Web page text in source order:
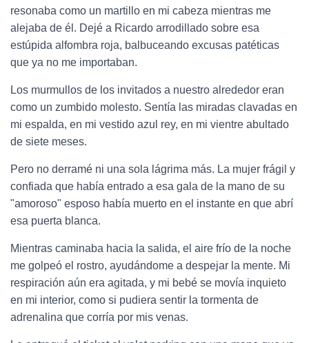
resonaba como un martillo en mi cabeza mientras me
alejaba de él. Dejé a Ricardo arrodillado sobre esa
estúpida alfombra roja, balbuceando excusas patéticas
que ya no me importaban.
Los murmullos de los invitados a nuestro alrededor eran
como un zumbido molesto. Sentía las miradas clavadas en
mi espalda, en mi vestido azul rey, en mi vientre abultado
de siete meses.
Pero no derramé ni una sola lágrima más. La mujer frágil y
confiada que había entrado a esa gala de la mano de su
"amoroso" esposo había muerto en el instante en que abrí
esa puerta blanca.
Mientras caminaba hacia la salida, el aire frío de la noche
me golpeó el rostro, ayudándome a despejar la mente. Mi
respiración aún era agitada, y mi bebé se movía inquieto
en mi interior, como si pudiera sentir la tormenta de
adrenalina que corría por mis venas.